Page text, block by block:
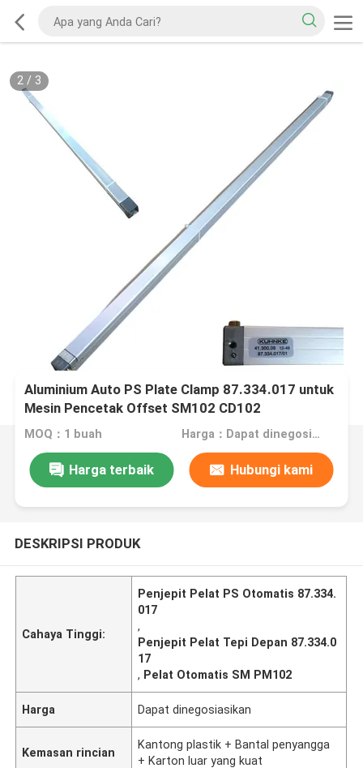
2/ 3
Aluminium Auto PS Plate Clamp 87.334.017 untuk
Mesin Pencetak Offset SM102 CD102
MOQ：1 buah Harga：Dapat dinegosiasikan
Harga terbaik Hubungi kami
DESKRIPSI PRODUK
Cahaya Tinggi:
Penjepit Pelat PS Otomatis 87.334.
017
,
Penjepit Pelat Tepi Depan 87.334.0
17
, Pelat Otomatis SM PM102
Harga Dapat dinegosiasikan
Kemasan rincian
Kantong plastik + Bantal penyangga
+ Karton luar yang kuat